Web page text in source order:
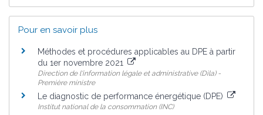
Pour en savoir plus
Méthodes et procédures applicables au DPE à partir
du 1er novembre 2021
Direction de l'information légale et administrative (Dila) -
Première ministre
Le diagnostic de performance énergétique (DPE)
Institut national de la consommation (INC)